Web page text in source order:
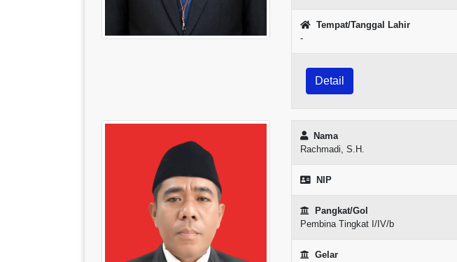
Tempat/Tanggal Lahir
-
Detail
Nama
Rachmadi, S.H.
NIP
Pangkat/Gol
Pembina Tingkat I/IV/b
Gelar